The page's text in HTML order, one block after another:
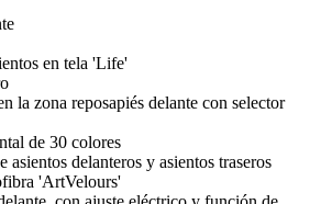
en tela 'Life'
la zona reposapiés delante con selector
de 30 colores
asientos delanteros y asientos traseros
'ArtVelours'